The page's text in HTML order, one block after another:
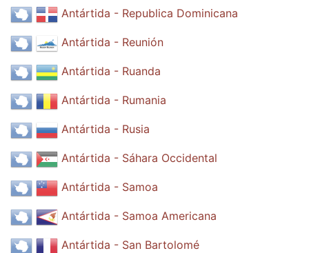
Antártida - Republica Dominicana
Antártida - Reunión
Antártida - Ruanda
Antártida - Rumania
Antártida - Rusia
Antártida - Sáhara Occidental
Antártida - Samoa
Antártida - Samoa Americana
Antártida - San Bartolomé